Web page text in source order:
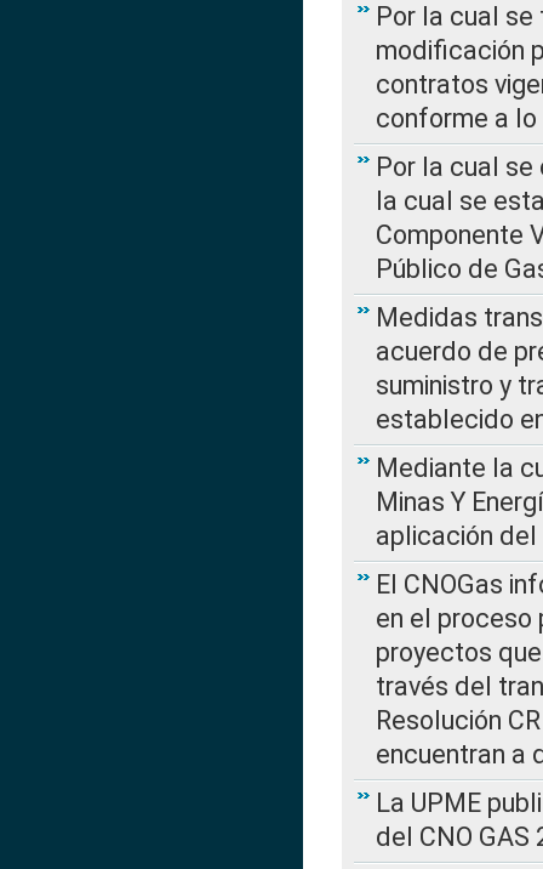
Por la cual
modificación
contratos
conforme a lo
Por la cual se
la cual se
Componente
Público de
Medidas
acuerdo de
suministro y
establecido
Mediante la
Minas Y
aplicación
El CNOGas
en el proceso
proyectos
través del
Resolución
encuentran a
La UPME
del CNO